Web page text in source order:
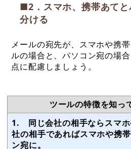
■2．スマホ、携帯あて
分ける
メールの宛先が、スマホや携
ルの場合と、パソコン宛の場
点に配慮しましょう。
ツールの特徴を知っ
1. 同じ会社の相手ならスマ
社の相手であればスマホや携
ン宛に。